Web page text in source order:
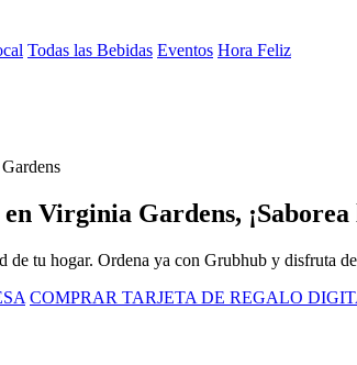
Todas las Bebidas Eventos Hora Feliz
Virginia Gardens,
de tu hogar. Ordena ya con Grubhub y disfruta
COMPRAR TARJETA DE REGALO